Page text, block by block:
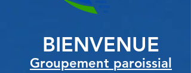
BIENVENUE
Groupement paroissia